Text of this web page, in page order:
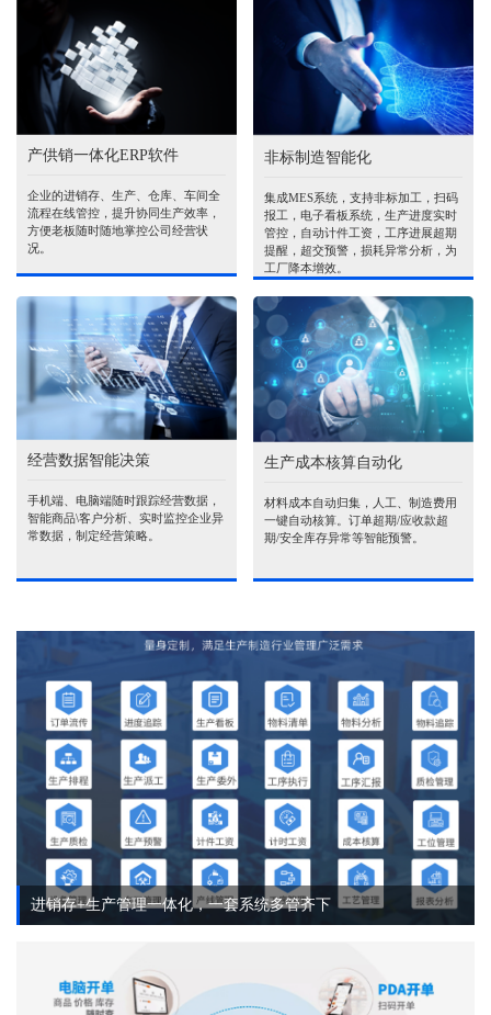
产供销一体化ERP软件
企业的进销存、生产、仓库、车间全
流程在线管控，提升协同生产效率，
方便老板随时随地掌控公司经营状
况。
非标制造智能化
集成MES系统，支持非标加工，扫码
报工，电子看板系统，生产进度实时
管控，自动计件工资，工序进展超期
提醒，超交预警，损耗异常分析，为
工厂降本增效。
经营数据智能决策
手机端、电脑端随时跟踪经营数据，
智能商品\客户分析、实时监控企业异
常数据，制定经营策略。
生产成本核算自动化
材料成本自动归集，人工、制造费用
一键自动核算。订单超期/应收款超
期/安全库存异常等智能预警。
进销存+生产管理一体化，一套系统多管齐下